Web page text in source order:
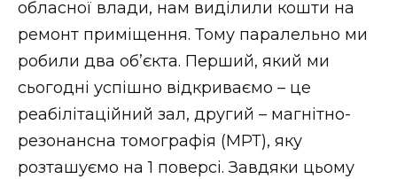
обласної влади, нам виділили кошти на
ремонт приміщення. Тому паралельно ми
робили два об’єкта. Перший, який ми
сьогодні успішно відкриваємо – це
реабілітаційний зал, другий – магнітно-
резонансна томографія (МРТ), яку
розташуємо на 1 поверсі. Завдяки цьому